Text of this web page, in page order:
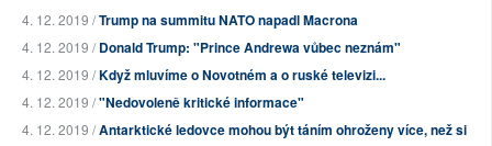
4. 12. 2019 /Trump na summitu NATO napadl Macrona
4. 12. 2019 /Donald Trump: "Prince Andrewa vůbec neznám"
4. 12. 2019 /Když mluvíme o Novotném a o ruské televizi...
4. 12. 2019 /"Nedovoleně kritické informace"
4. 12. 2019 /Antarktické ledovce mohou být táním ohroženy více, než si